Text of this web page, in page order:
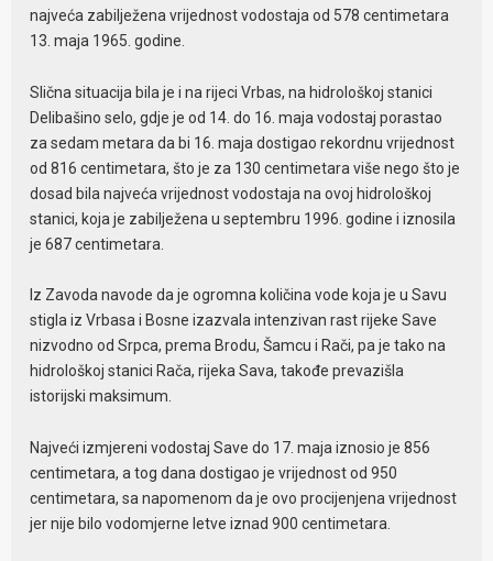
najveća zabilježena vrijednost vodostaja od 578 centimetara
13. maja 1965. godine.
Slična situacija bila je i na rijeci Vrbas, na hidrološkoj stanici
Delibašino selo, gdje je od 14. do 16. maja vodostaj porastao
za sedam metara da bi 16. maja dostigao rekordnu vrijednost
od 816 centimetara, što je za 130 centimetara više nego što je
dosad bila najveća vrijednost vodostaja na ovoj hidrološkoj
stanici, koja je zabilježena u septembru 1996. godine i iznosila
je 687 centimetara.
Iz Zavoda navode da je ogromna količina vode koja je u Savu
stigla iz Vrbasa i Bosne izazvala intenzivan rast rijeke Save
nizvodno od Srpca, prema Brodu, Šamcu i Rači, pa je tako na
hidrološkoj stanici Rača, rijeka Sava, takođe prevazišla
istorijski maksimum.
Najveći izmjereni vodostaj Save do 17. maja iznosio je 856
centimetara, a tog dana dostigao je vrijednost od 950
centimetara, sa napomenom da je ovo procijenjena vrijednost
jer nije bilo vodomjerne letve iznad 900 centimetara.